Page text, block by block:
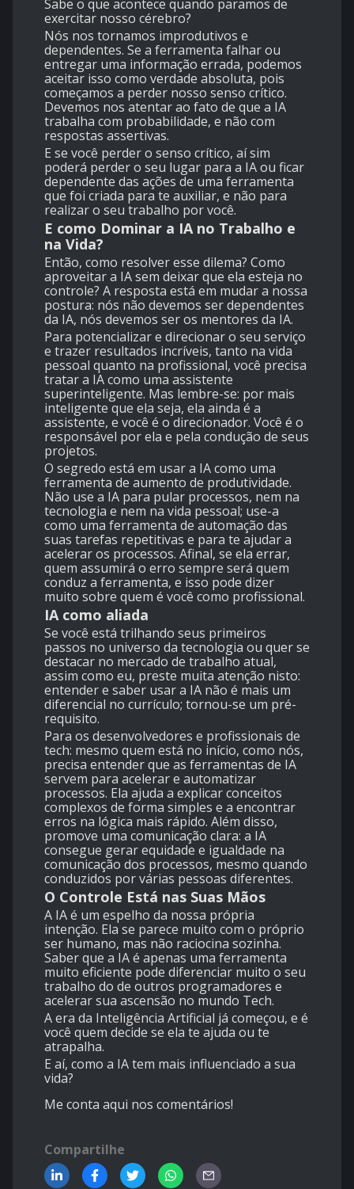
Sabe o que acontece quando paramos de
exercitar nosso cérebro?
Nós nos tornamos improdutivos e
dependentes. Se a ferramenta falhar ou
entregar uma informação errada, podemos
aceitar isso como verdade absoluta, pois
começamos a perder nosso senso crítico.
Devemos nos atentar ao fato de que a IA
trabalha com probabilidade, e não com
respostas assertivas.
E se você perder o senso crítico, aí sim
poderá perder o seu lugar para a IA ou ficar
dependente das ações de uma ferramenta
que foi criada para te auxiliar, e não para
realizar o seu trabalho por você.
E como Dominar a IA no Trabalho e
na Vida?
Então, como resolver esse dilema? Como
aproveitar a IA sem deixar que ela esteja no
controle? A resposta está em mudar a nossa
postura: nós não devemos ser dependentes
da IA, nós devemos ser os mentores da IA.
Para potencializar e direcionar o seu serviço
e trazer resultados incríveis, tanto na vida
pessoal quanto na profissional, você precisa
tratar a IA como uma assistente
superinteligente. Mas lembre-se: por mais
inteligente que ela seja, ela ainda é a
assistente, e você é o direcionador. Você é o
responsável por ela e pela condução de seus
projetos.
O segredo está em usar a IA como uma
ferramenta de aumento de produtividade.
Não use a IA para pular processos, nem na
tecnologia e nem na vida pessoal; use-a
como uma ferramenta de automação das
suas tarefas repetitivas e para te ajudar a
acelerar os processos. Afinal, se ela errar,
quem assumirá o erro sempre será quem
conduz a ferramenta, e isso pode dizer
muito sobre quem é você como profissional.
IA como aliada
Se você está trilhando seus primeiros
passos no universo da tecnologia ou quer se
destacar no mercado de trabalho atual,
assim como eu, preste muita atenção nisto:
entender e saber usar a IA não é mais um
diferencial no currículo; tornou-se um pré-
requisito.
Para os desenvolvedores e profissionais de
tech: mesmo quem está no início, como nós,
precisa entender que as ferramentas de IA
servem para acelerar e automatizar
processos. Ela ajuda a explicar conceitos
complexos de forma simples e a encontrar
erros na lógica mais rápido. Além disso,
promove uma comunicação clara: a IA
consegue gerar equidade e igualdade na
comunicação dos processos, mesmo quando
conduzidos por várias pessoas diferentes.
O Controle Está nas Suas Mãos
A IA é um espelho da nossa própria
intenção. Ela se parece muito com o próprio
ser humano, mas não raciocina sozinha.
Saber que a IA é apenas uma ferramenta
muito eficiente pode diferenciar muito o seu
trabalho do de outros programadores e
acelerar sua ascensão no mundo Tech.
A era da Inteligência Artificial já começou, e é
você quem decide se ela te ajuda ou te
atrapalha.
E aí, como a IA tem mais influenciado a sua
vida?
Me conta aqui nos comentários!
Compartilhe